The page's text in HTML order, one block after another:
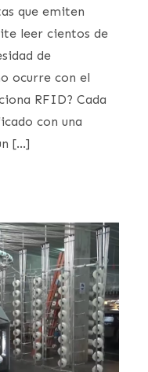
que emiten
leer cientos de
de
ocurre con el
RFID? Cada
con una
[…]